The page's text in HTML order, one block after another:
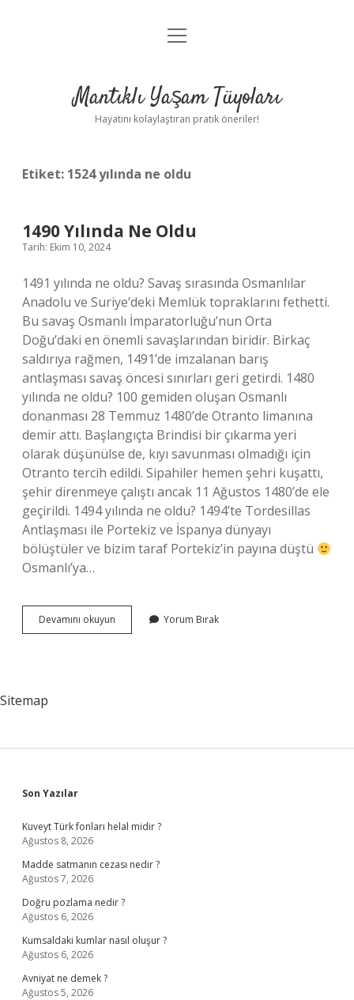
Anasayfa
Yasal Uyarı
menüyü
Mantıklı Yaşam Tüyoları
Hayatını kolaylaştıran pratik öneriler!
Etiket: 1524 yılında ne oldu
1490 Yılında Ne Oldu
Tarih: Ekim 10, 2024
1491 yılında ne oldu? Savaş sırasında Osmanlılar
Anadolu ve Suriye’deki Memlük topraklarını fethetti.
Bu savaş Osmanlı İmparatorluğu’nun Orta
Doğu’daki en önemli savaşlarından biridir. Birkaç
saldırıya rağmen, 1491’de imzalanan barış
antlaşması savaş öncesi sınırları geri getirdi. 1480
yılında ne oldu? 100 gemiden oluşan Osmanlı
donanması 28 Temmuz 1480’de Otranto limanına
demir attı. Başlangıçta Brindisi bir çıkarma yeri
olarak düşünülse de, kıyı savunması olmadığı için
Otranto tercih edildi. Sipahiler hemen şehri kuşattı,
şehir direnmeye çalıştı ancak 11 Ağustos 1480’de ele
geçirildi. 1494 yılında ne oldu? 1494’te Tordesillas
Antlaşması ile Portekiz ve İspanya dünyayı
bölüştüler ve bizim taraf Portekiz’in payına düştü
Osmanlı’ya…
Devamını okuyun
Yılında
Yorum Bırak
Sitemap
Sidebar
Son Yazılar
Kuveyt Türk fonları helal midir ?
Ağustos 8, 2026
Madde satmanın cezası nedir ?
Ağustos 7, 2026
Doğru pozlama nedir ?
Ağustos 6, 2026
Kumsaldaki kumlar nasıl oluşur ?
Ağustos 6, 2026
Avniyat ne demek ?
Ağustos 5, 2026